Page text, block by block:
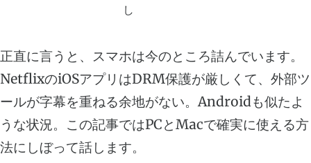
し
正直に言うと、スマホは今のところ詰んでいます。
NetflixのiOSアプリはDRM保護が厳しくて、外部ツ
ールが字幕を重ねる余地がない。Androidも似たよ
うな状況。この記事ではPCとMacで確実に使える方
法にしぼって話します。